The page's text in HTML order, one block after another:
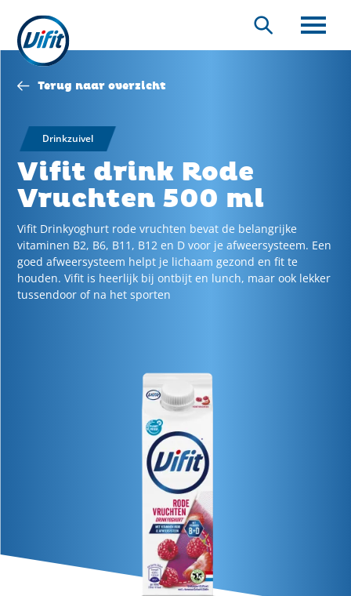
naar
gaan
Zoeken
Terug naar overzicht
Drinkzuivel
Vifit drink Rode
Vruchten 500 ml
Vifit Drinkyoghurt rode vruchten bevat de belangrijke
vitaminen B2, B6, B11, B12 en D voor je afweersysteem. Een
goed afweersysteem helpt je lichaam gezond en fit te
houden. Vifit is heerlijk bij ontbijt en lunch, maar ook lekker
tussendoor of na het sporten